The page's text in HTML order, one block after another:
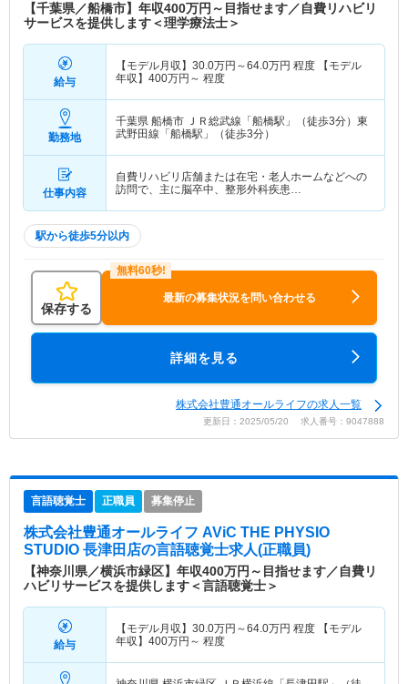
【千葉県／船橋市】年収400万円～目指せます／自費リハビリ
サービスを提供します＜理学療法士＞
給与
【モデル月収】 30.0万円～64.0万円 程度 【モデル
年収】 400万円～ 程度
勤務地
千葉県 船橋市 ＪＲ総武線「船橋駅」（徒歩3分）東
武野田線「船橋駅」（徒歩3分）
仕事内容
自費リハビリ店舗または在宅・老人ホームなどへの
訪問で、主に脳卒中、整形外科疾患…
駅から徒歩5分以内
保存する
最新の募集状況を問い合わせる
詳細を見る
株式会社豊通オールライフの求人一覧
更新日：2025/05/20 求人番号：9047888
言語聴覚士 正職員 募集停止
株式会社豊通オールライフ AViC THE PHYSIO
STUDIO 長津田店の言語聴覚士求人(正職員)
【神奈川県／横浜市緑区】年収400万円～目指せます／自費リ
ハビリサービスを提供します＜言語聴覚士＞
給与
【モデル月収】 30.0万円～64.0万円 程度 【モデル
年収】 400万円～ 程度